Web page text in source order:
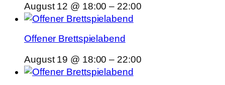
August 12 @ 18:00 – 22:00
Offener Brettspielabend
August 19 @ 18:00 – 22:00